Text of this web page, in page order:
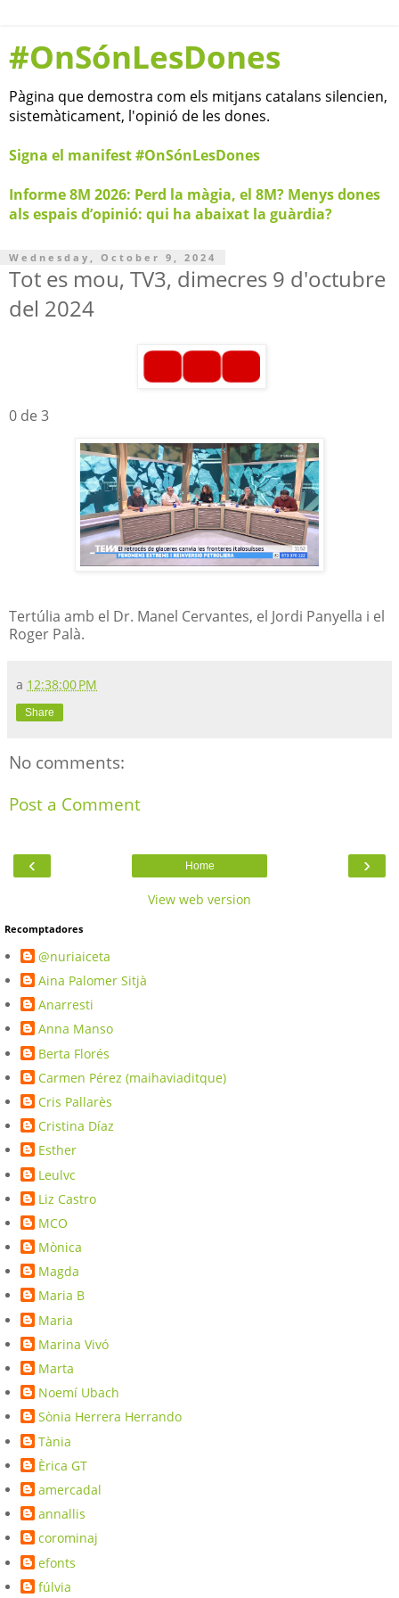
#OnSónLesDones
Pàgina que demostra com els mitjans catalans silencien,
sistemàticament, l'opinió de les dones.
Signa el manifest #OnSónLesDones
Informe 8M 2026: Perd la màgia, el 8M? Menys dones
als espais d’opinió: qui ha abaixat la guàrdia?
Wednesday, October 9, 2024
Tot es mou, TV3, dimecres 9 d'octubre
del 2024
0 de 3
Tertúlia amb el Dr. Manel Cervantes, el Jordi Panyella i el
Roger Palà.
a 12:38:00 PM
Share
No comments:
Post a Comment
‹ ›
Home
View web version
Recomptadores
@nuriaiceta
Aina Palomer Sitjà
Anarresti
Anna Manso
Berta Florés
Carmen Pérez (maihaviaditque)
Cris Pallarès
Cristina Díaz
Esther
Leulvc
Liz Castro
MCO
Mònica
Magda
Maria B
Maria
Marina Vivó
Marta
Noemí Ubach
Sònia Herrera Herrando
Tània
Èrica GT
amercadal
annallis
corominaj
efonts
fúlvia